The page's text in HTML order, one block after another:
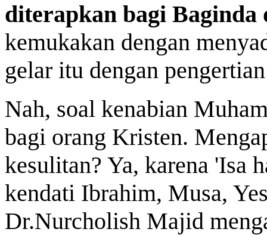
diterapkan bagi Baginda
kemukakan dengan
gelar itu dengan
Nah, soal kenabian
bagi orang Kristen.
kesulitan? Ya, karena 'Isa
kendati Ibrahim, Musa,
Dr.Nurcholish Majid